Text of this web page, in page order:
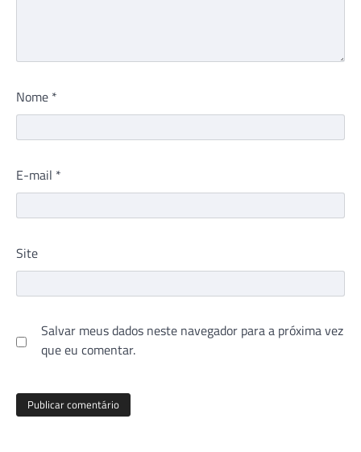
Nome *
E-mail *
Site
Salvar meus dados neste navegador para a próxima vez
que eu comentar.